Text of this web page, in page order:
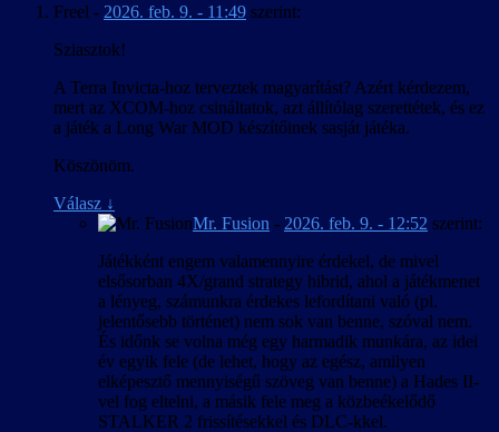
Freel - 2026. feb. 9. - 11:49 szerint:
Sziasztok!
A Terra Invicta-hoz terveztek magyarítást? Azért kérdezem,
mert az XCOM-hoz csináltatok, azt állítólag szerettétek, és ez
a játék a Long War MOD készítőinek sasját játéka.
Köszönöm.
Válasz ↓
Mr. Fusion - 2026. feb. 9. - 12:52 szerint:
Játékként engem valamennyire érdekel, de mivel
elsősorban 4X/grand strategy hibrid, ahol a játékmenet
a lényeg, számunkra érdekes lefordítani való (pl.
jelentősebb történet) nem sok van benne, szóval nem.
És időnk se volna még egy harmadik munkára, az idei
év egyik fele (de lehet, hogy az egész, amilyen
elképesztő mennyiségű szöveg van benne) a Hades II-
vel fog eltelni, a másik fele meg a közbeékelődő
STALKER 2 frissítésekkel és DLC-kkel.